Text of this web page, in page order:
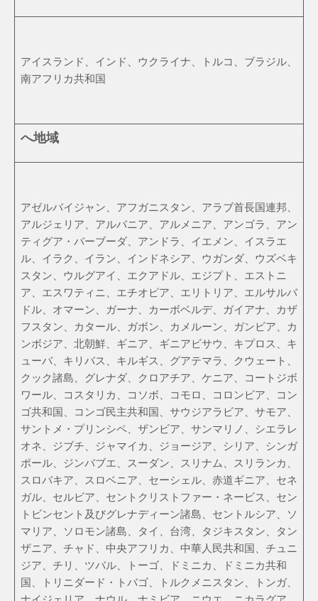
アイスランド、インド、ウクライナ、トルコ、ブラジル、
南アフリカ共和国
へ地域
アゼルバイジャン、アフガニスタン、アラブ首長国連邦、
アルジェリア、アルバニア、アルメニア、アンゴラ、アン
ティグア・バーブーダ、アンドラ、イエメン、イスラエ
ル、イラク、イラン、インドネシア、ウガンダ、ウズベキ
スタン、ウルグアイ、エクアドル、エジプト、エストニ
ア、エスワティニ、エチオピア、エリトリア、エルサルバ
ドル、オマーン、ガーナ、カーボベルデ、ガイアナ、カザ
フスタン、カタール、ガボン、カメルーン、ガンビア、カ
ンボジア、北朝鮮、ギニア、ギニアビサウ、キプロス、キ
ューバ、キリバス、キルギス、グアテマラ、クウェート、
クック諸島、グレナダ、クロアチア、ケニア、コートジボ
ワール、コスタリカ、コソボ、コモロ、コロンビア、コン
ゴ共和国、コンゴ民主共和国、サウジアラビア、サモア、
サントメ・プリンシペ、ザンビア、サンマリノ、シエラレ
オネ、ジブチ、ジャマイカ、ジョージア、シリア、シンガ
ポール、ジンバブエ、スーダン、スリナム、スリランカ、
スロバキア、スロベニア、セーシェル、赤道ギニア、セネ
ガル、セルビア、セントクリストファー・ネービス、セン
トビンセント及びグレナディーン諸島、セントルシア、ソ
マリア、ソロモン諸島、タイ、台湾、タジキスタン、タン
ザニア、チャド、中央アフリカ、中華人民共和国、チュニ
ジア、チリ、ツバル、トーゴ、ドミニカ、ドミニカ共和
国、トリニダード・トバゴ、トルクメニスタン、トンガ、